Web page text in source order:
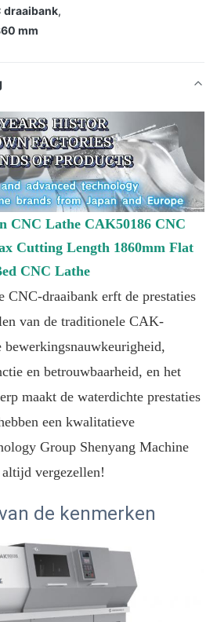
draaibank,
mm
CNC Lathe CAK50186 CNC
Cutting Length 1860mm Flat
CNC Lathe
CNC-draaibank erft de prestaties
van de traditionele CAK-
bewerkingsnauwkeurigheid,
en betrouwbaarheid, en het
maakt de waterdichte prestaties
een kwalitatieve
Group Shenyang Machine
vergezellen!
de kenmerken